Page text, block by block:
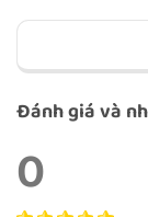
bạn vì cảm giác
thân VOCA trước
phần khái niệm,
ghi chép chép
pháp. Trong khi
một nửa số cấu
quên sạch. Lên
đến tiết thì cố
cô giáo không gọi
Đánh giá và
0